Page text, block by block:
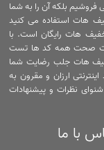
بلکه آن را به شما
هات استفاده می کنید
هات رایگان است. با
هات صحت همه کد ها تست
هات جلب رضایت شما
ارزان و مقرون به
نظرات و پیشنهادات
با ما